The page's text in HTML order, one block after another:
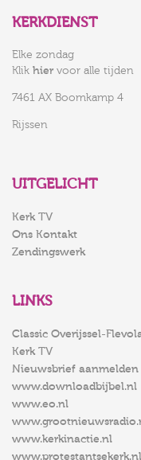
KERKDIENST
Elke zondag
Klik hier voor alle tijden
7461 AX Boomkamp 4
Rijssen
UITGELICHT
Kerk TV
Ons Kontakt
Zendingswerk
LINKS
Classic Overijssel-
Kerk TV
Nieuwsbrief aanmelden
www.downloadbijbel.nl
www.eo.nl
www.kerkinactie.nl
www.protestantsekerk.nl